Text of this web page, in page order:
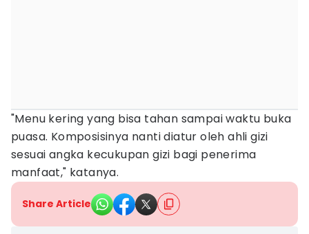
"Menu kering yang bisa tahan sampai waktu buka
puasa. Komposisinya nanti diatur oleh ahli gizi
sesuai angka kecukupan gizi bagi penerima
manfaat," katanya.
Share Article